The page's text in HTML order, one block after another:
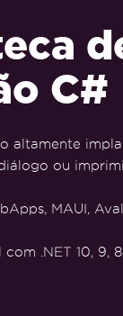
C#
altamente
ou
MAUI,
.NET 10, 9,